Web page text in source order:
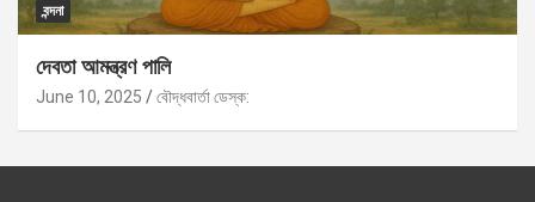
বন্দনা
দেবতা আমন্ত্রণ পালি
June 10, 2025 বৌদ্ধবার্তা ডেস্ক: